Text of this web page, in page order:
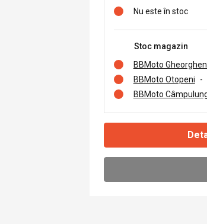
Nu este în stoc
Stoc magazin
BBMoto
BBMoto Otopeni
-
BBMoto